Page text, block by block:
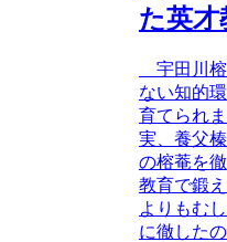
た英才
宇田川榕
ない知的
育てられ
実、養父
の榕菴を
教育で鍛
よりもむ
に徹した